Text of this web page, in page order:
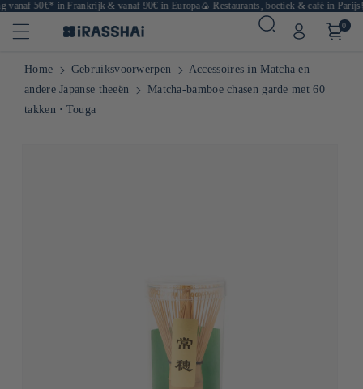
50€* in Frankrijk & vanaf 90€ in Europa🍙 Restaurants, boetiek & café in Parijs
0
Home Gebruiksvoorwerpen
Accessoires in Matcha en
andere Japanse theeën
Matcha-bamboe chasen garde met 60
takken ⋅ Touga